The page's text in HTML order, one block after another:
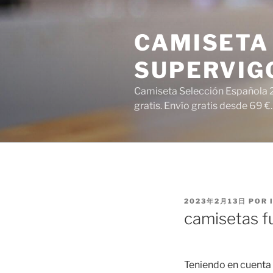
Saltar
al
Camiseta Selección Española
gratis. Envío gratis desde 69 €.
PUBLICADO
2023年2月13日 POR
camisetas
Teniendo en